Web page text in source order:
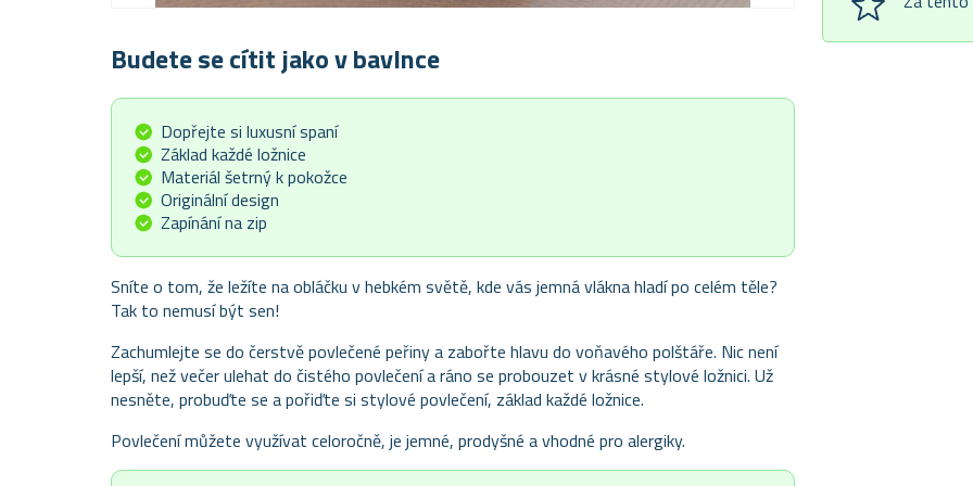
Budete se cítit jako v bavlnce
Dopřejte si luxusní spaní
Základ každé ložnice
Materiál šetrný k pokožce
Originální design
Zapínání na zip
Sníte o tom, že ležíte na obláčku v hebkém světě, kde vás jemná vlákna hladí po celém těle?
Tak to nemusí být sen!
Zachumlejte se do čerstvě povlečené peřiny a zabořte hlavu do voňavého polštáře. Nic není
lepší, než večer ulehat do čistého povlečení a ráno se probouzet v krásné stylové ložnici. Už
nesněte, probuďte se a pořiďte si stylové povlečení, základ každé ložnice.
Povlečení můžete využívat celoročně, je jemné, prodyšné a vhodné pro alergiky.